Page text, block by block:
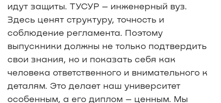
идут защиты. ТУСУР – инженерный вуз.
Здесь ценят структуру, точность и
соблюдение регламента. Поэтому
выпускники должны не только подтвердить
свои знания, но и показать себя как
человека ответственного и внимательного к
деталям. Это делает наш университет
особенным, а его диплом – ценным. Мы